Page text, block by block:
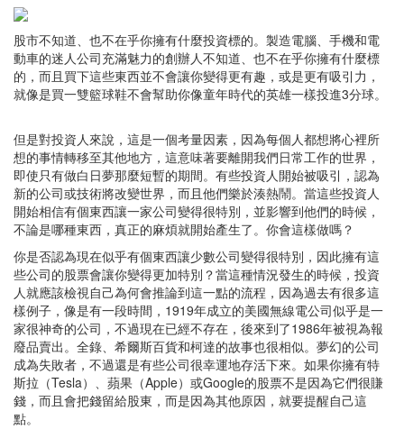
股市不知道、也不在乎你擁有什麼投資標的。製造電腦、手機和電
動車的迷人公司充滿魅力的創辦人不知道、也不在乎你擁有什麼標
的，而且買下這些東西並不會讓你變得更有趣，或是更有吸引力，
就像是買一雙籃球鞋不會幫助你像童年時代的英雄一樣投進3分球。
但是對投資人來說，這是一個考量因素，因為每個人都想將心裡所
想的事情轉移至其他地方，這意味著要離開我們日常工作的世界，
即使只有做白日夢那麼短暫的期間。有些投資人開始被吸引，認為
新的公司或技術將改變世界，而且他們樂於湊熱鬧。當這些投資人
開始相信有個東西讓一家公司變得很特別，並影響到他們的時候，
不論是哪種東西，真正的麻煩就開始產生了。你會這樣做嗎？
你是否認為現在似乎有個東西讓少數公司變得很特別，因此擁有這
些公司的股票會讓你變得更加特別？當這種情況發生的時候，投資
人就應該檢視自己為何會推論到這一點的流程，因為過去有很多這
樣例子，像是有一段時間，1919年成立的美國無線電公司似乎是一
家很神奇的公司，不過現在已經不存在，後來到了1986年被視為報
廢品賣出。全錄、希爾斯百貨和柯達的故事也很相似。夢幻的公司
成為失敗者，不過還是有些公司很幸運地存活下來。如果你擁有特
斯拉（Tesla）、蘋果（Apple）或Google的股票不是因為它們很賺
錢，而且會把錢留給股東，而是因為其他原因，就要提醒自己這
點。